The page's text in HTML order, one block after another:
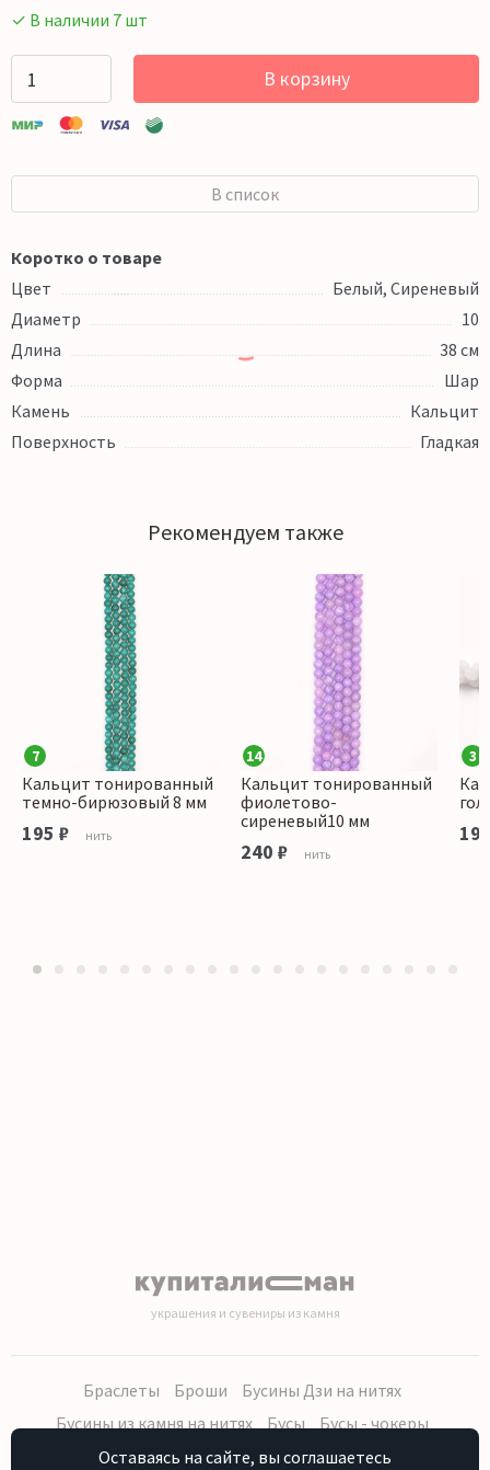
✓ В наличии 7 шт
В корзину
В список
Коротко о товаре
Цвет
Белый, Сиреневый
Диаметр
10
Длина
38 см
Форма
Шар
Камень
Кальцит
Поверхность
Гладкая
Рекомендуем также
7
Кальцит тонированный
темно-бирюзовый 8 мм
195 ₽ нить
14
Кальцит тонированный
фиолетово-
сиреневый10 мм
240 ₽ нить
3
украшения и сувениры из камня
Браслеты Броши
Бусины Дзи на нитях
Бусины из камня на нитях
Бусы
Бусы - чокеры
Кольца, серьги
Кулоны Наборы (бусы, браслет, серьги)
Оставаясь на сайте, вы соглашаетесь